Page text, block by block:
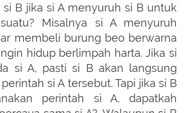
B jika si A menyuruh si B untuk
Misalnya si A menyuruh
membeli burung beo berwarna
hidup berlimpah harta. Jika si
si A, pasti si B akan langsung
si A tersebut. Tapi jika si B
perintah si A, dapatkah